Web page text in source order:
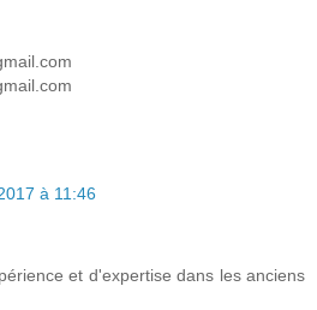
à 11:46
et d'expertise dans les anciens